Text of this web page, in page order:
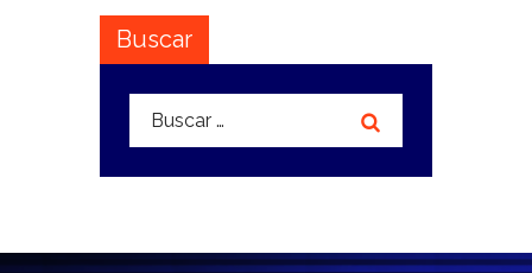
Buscar
Buscar: